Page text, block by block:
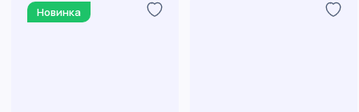
Новинка